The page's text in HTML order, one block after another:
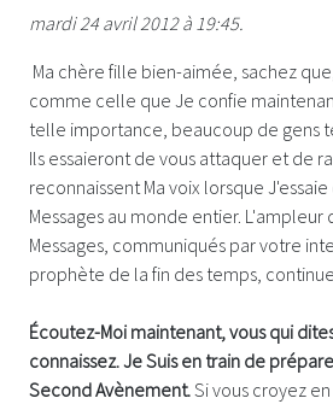
mardi 24 avril 2012 à 19:45.
Ma chère fille bien-aimée, sachez
comme celle que Je confie
telle importance, beaucoup de gens
Ils essaieront de vous attaquer et de
reconnaissent Ma voix lorsque
Messages au monde entier. L'ampleur
Messages, communiqués par votre
prophète de la fin des temps,
Écoutez-Moi maintenant, vous qui
connaissez. Je Suis en train de
Second Avènement.Si vous croyez